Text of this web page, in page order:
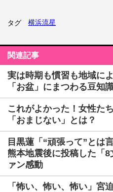
タグ 横浜流星
関連記事
実は時期も慣習も地域に
「お盆」にまつわる豆知
これがよかった！女性た
「おまじない」とは？
目黒蓮「“頑張って”とは
熊本地震後に投稿した「
ァン感動
「怖い、怖い、怖い」